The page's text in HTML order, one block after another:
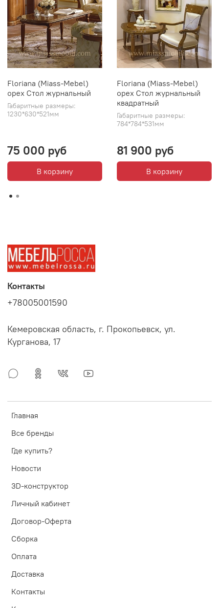
Floriana (Miass-Mebel)
орех Стол журнальный
Габаритные размеры:
1230*630*521мм
75 000 руб
В корзину
Floriana (Miass-Mebel)
орех Стол журнальный
квадратный
Габаритные размеры:
784*784*531мм
81 900 руб
В корзину
Главная
Все бренды
Где купить?
Новости
3D-конструктор
Личный кабинет
Договор-Оферта
Сборка
Оплата
Доставка
Контакты
Контакты
+78005001590
Кемеровская область, г. Прокопьевск, ул.
Курганова, 17